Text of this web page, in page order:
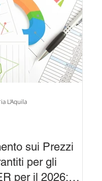
per la
sui Prezzi
per gli
per il 2026:
L'Aquila